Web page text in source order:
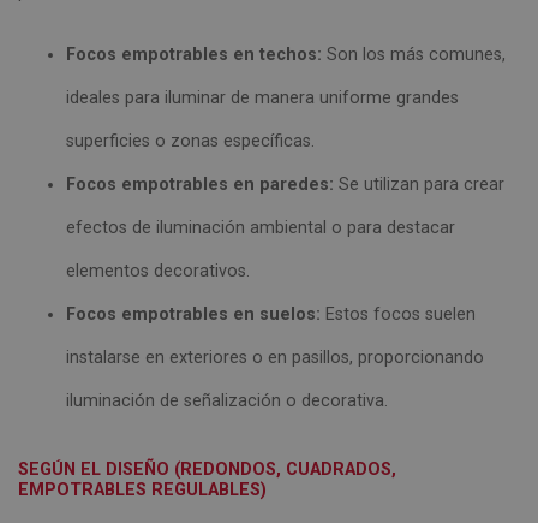
Focos empotrables en techos: Son los más comunes,
ideales para iluminar de manera uniforme grandes
superficies o zonas específicas.
Focos empotrables en paredes: Se utilizan para crear
efectos de iluminación ambiental o para destacar
elementos decorativos.
Focos empotrables en suelos: Estos focos suelen
instalarse en exteriores o en pasillos, proporcionando
iluminación de señalización o decorativa.
SEGÚN EL DISEÑO (REDONDOS, CUADRADOS,
EMPOTRABLES REGULABLES)